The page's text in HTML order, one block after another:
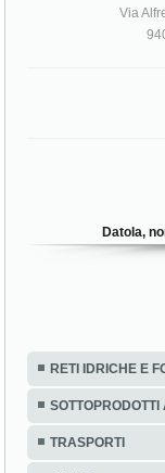
Via
Datola,
RETI IDRICHE E
SOTTOPRODOTTI
TRASPORTI